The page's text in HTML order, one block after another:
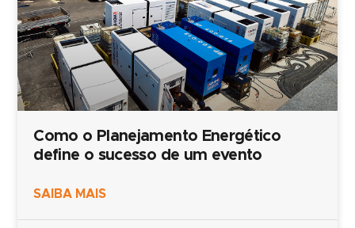
Como o Planejamento Energético
define o sucesso de um evento
SAIBA MAIS